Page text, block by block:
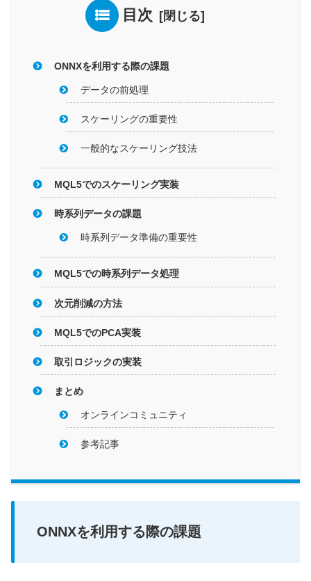
目次
ONNXを利用する際の課題
データの前処理
スケーリングの重要性
一般的なスケーリング技法
MQL5でのスケーリング実装
時系列データの課題
時系列データ準備の重要性
MQL5での時系列データ処理
次元削減の方法
MQL5でのPCA実装
取引ロジックの実装
まとめ
オンラインコミュニティ
参考記事
ONNXを利用する際の課題